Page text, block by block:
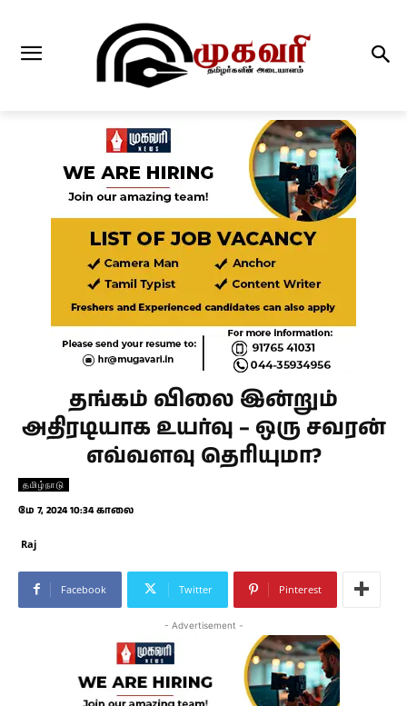
தங்கம் விலை இன்றும்
அதிரடியாக உயர்வு – ஒரு சவரன்
எவ்வளவு தெரியுமா?
தமிழ்நாடு
மே 7, 2024 10:34 காலை
Raj
Facebook Twitter Pinterest
- Advertisement -